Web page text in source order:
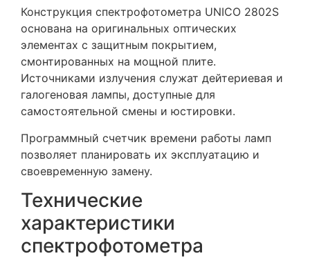
Конструкция спектрофотометра UNICO 2802S
основана на оригинальных оптических
элементах с защитным покрытием,
смонтированных на мощной плите.
Источниками излучения служат дейтериевая и
галогеновая лампы, доступные для
самостоятельной смены и юстировки.
Программный счетчик времени работы ламп
позволяет планировать их эксплуатацию и
своевременную замену.
Технические
характеристики
спектрофотометра